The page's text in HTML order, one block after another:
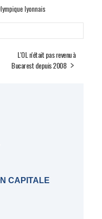
lyonnais
L'OL n'était pas revenu à
Bucarest depuis 2008
CAPITALE